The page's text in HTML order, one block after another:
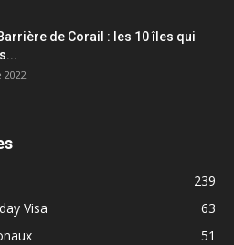
de Corail : les 10 îles qui
2022
239
Visa
63
51